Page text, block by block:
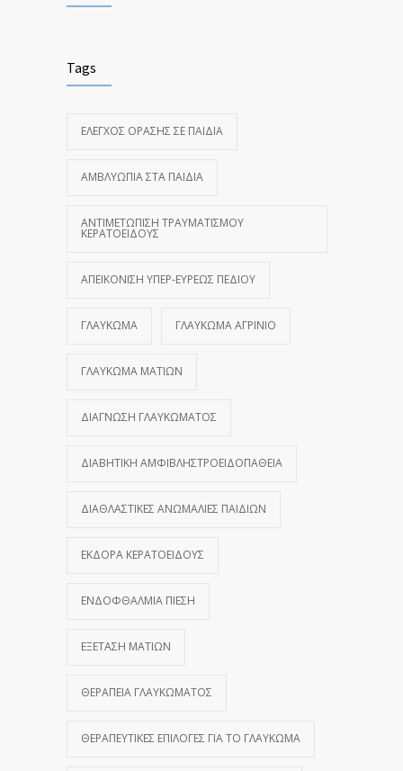
Tags
ΈΛΕΓΧΟΣ ΌΡΑΣΗΣ ΣΕ ΠΑΙΔΙΆ
ΑΜΒΛΥΩΠΊΑ ΣΤΑ ΠΑΙΔΙΆ
ΑΝΤΙΜΕΤΏΠΙΣΗ ΤΡΑΥΜΑΤΙΣΜΟΎ
ΚΕΡΑΤΟΕΙΔΟΎΣ
ΑΠΕΙΚΌΝΙΣΗ ΥΠΕΡ-ΕΥΡΈΩΣ ΠΕΔΊΟΥ
ΓΛΑΎΚΩΜΑ ΓΛΑΎΚΩΜΑ ΑΓΡΊΝΙΟ
ΓΛΑΎΚΩΜΑ ΜΑΤΙΏΝ
ΔΙΆΓΝΩΣΗ ΓΛΑΥΚΏΜΑΤΟΣ
ΔΙΑΒΗΤΙΚΉ ΑΜΦΙΒΛΗΣΤΡΟΕΙΔΟΠΆΘΕΙΑ
ΔΙΑΘΛΑΣΤΙΚΈΣ ΑΝΩΜΑΛΊΕΣ ΠΑΙΔΙΏΝ
ΕΚΔΟΡΆ ΚΕΡΑΤΟΕΙΔΟΎΣ
ΕΝΔΟΦΘΆΛΜΙΑ ΠΊΕΣΗ
ΕΞΈΤΑΣΗ ΜΑΤΙΏΝ
ΘΕΡΑΠΕΊΑ ΓΛΑΥΚΏΜΑΤΟΣ
ΘΕΡΑΠΕΥΤΙΚΈΣ ΕΠΙΛΟΓΈΣ ΓΙΑ ΤΟ ΓΛΑΎΚΩΜΑ